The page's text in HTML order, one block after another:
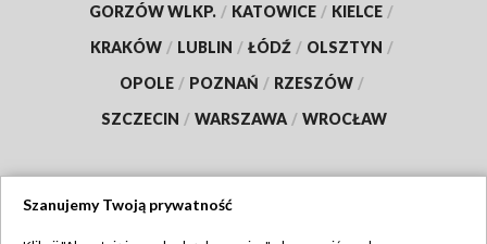
GORZÓW WLKP. / KATOWICE / KIELCE /
KRAKÓW / LUBLIN / ŁÓDŹ / OLSZTYN /
OPOLE / POZNAŃ / RZESZÓW /
SZCZECIN / WARSZAWA / WROCŁAW
Szanujemy Twoją prywatność